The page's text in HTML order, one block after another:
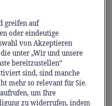
in der Natur
erleben wollen
nächsten
von
greifen auf
oder eindeutige
von Akzeptieren
unter „Wir und unsere
bereitzustellen“
sind, sind manche
mehr so relevant für Sie.
um Ihre
zu widerrufen, indem